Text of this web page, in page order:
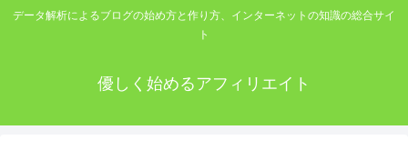
データ解析によるブログの始め方と作り方、インターネットの知識の総合サイ
ト
優しく始めるアフィリエイト